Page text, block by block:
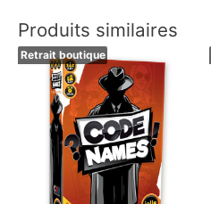
Produits similaires
Retrait boutique